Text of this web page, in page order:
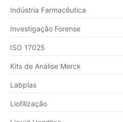
Indústria Farmacêutica
Investigação Forense
ISO 17025
Kits de Análise Merck
Labplas
Liofilização